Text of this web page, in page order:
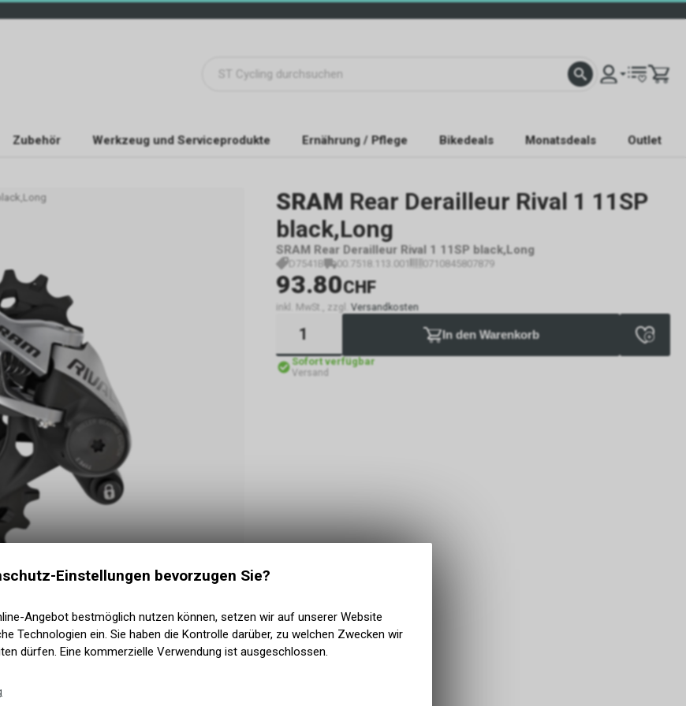
Zubehör Werkzeug und Serviceprodukte Ernährung / Pflege Bikedeals Monatsdeals Outlet
SRAM Rear Derailleur Rival 1 11SP
black,Long
SRAM Rear Derailleur Rival 1 11SP black,Long
D7541B 00.7518.113.001 0710845807879
93.80CHF
inkl. MwSt., zzgl. Versandkosten
In den Warenkorb
Sofort verfügbar
Versand
Rival 1 ist für seidenweiche, präzise
Einstellungen bevorzugen Sie?
Angebot bestmöglich nutzen können, setzen wir auf unserer Website
Technologien ein. Sie haben die Kontrolle darüber, zu welchen Zwecken wir
dürfen. Eine kommerzielle Verwendung ist ausgeschlossen.